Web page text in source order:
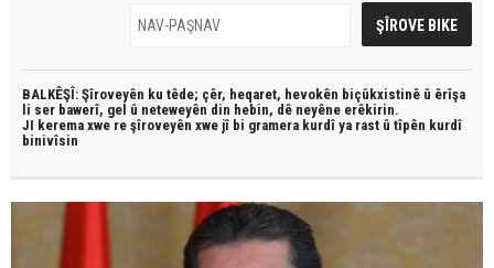
BALKÊŞÎ: Şîroveyên ku têde; çêr, heqaret, hevokên biçûkxistinê û êrîşa
li ser bawerî, gel û neteweyên din hebin, dê neyêne erêkirin.
JI kerema xwe re şîroveyên xwe jî bi gramera kurdî ya rast û tîpên kurdî
binivîsin